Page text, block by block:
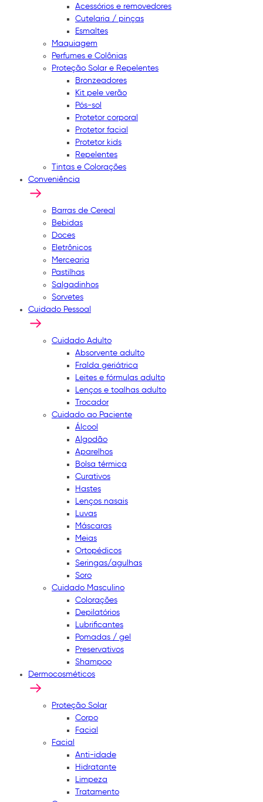
Acessórios e removedores
Cutelaria / pinças
Esmaltes
Maquiagem
Perfumes e Colônias
Proteção Solar e Repelentes
Bronzeadores
Kit pele verão
Pós-sol
Protetor corporal
Protetor facial
Protetor kids
Repelentes
Tintas e Colorações
Conveniência
Barras de Cereal
Bebidas
Doces
Eletrônicos
Mercearia
Pastilhas
Salgadinhos
Sorvetes
Cuidado Pessoal
Cuidado Adulto
Absorvente adulto
Fralda geriátrica
Leites e fórmulas adulto
Lenços e toalhas adulto
Trocador
Cuidado ao Paciente
Álcool
Algodão
Aparelhos
Bolsa térmica
Curativos
Hastes
Lenços nasais
Luvas
Máscaras
Meias
Ortopédicos
Seringas/agulhas
Soro
Cuidado Masculino
Colorações
Depilatórios
Lubrificantes
Pomadas / gel
Preservativos
Shampoo
Dermocosméticos
Proteção Solar
Corpo
Facial
Facial
Anti-idade
Hidratante
Limpeza
Tratamento